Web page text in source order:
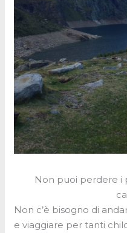
Non puoi perdere i
Non c’è bisogno di
e viaggiare per tanti